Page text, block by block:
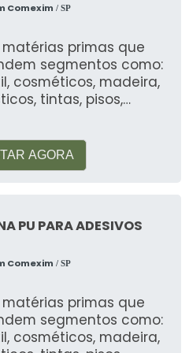
no novo,
mais
lixo
Paulo?
de coleta em São
metais preciosos
Comexim / SP
matérias primas que
segmentos como:
cosméticos, madeira,
tintas, pisos,
AGORA
PU PARA ADESIVOS
Comexim / SP
matérias primas que
segmentos como:
cosméticos, madeira,